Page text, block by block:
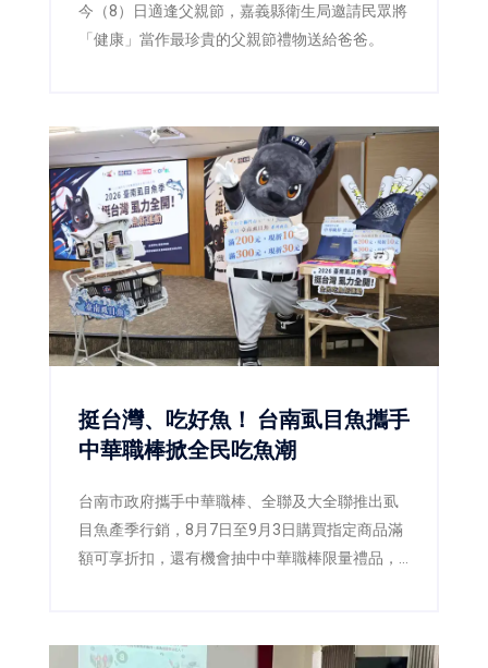
今（8）日適逢父親節，嘉義縣衛生局邀請民眾將
「健康」當作最珍貴的父親節禮物送給爸爸。
挺台灣、吃好魚！ 台南虱目魚攜手
中華職棒掀全民吃魚潮
台南市政府攜手中華職棒、全聯及大全聯推出虱
目魚產季行銷，8月7日至9月3日購買指定商品滿
額可享折扣，還有機會抽中中華職棒限量禮品，